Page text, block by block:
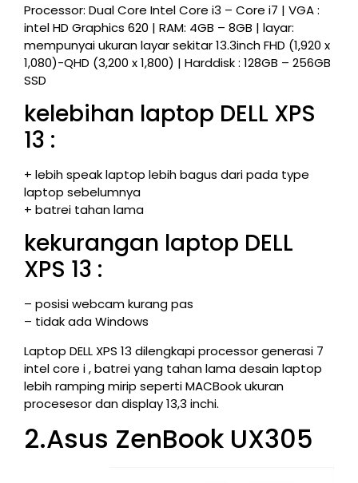
Processor: Dual Core Intel Core i3 – Core i7 | VGA :
intel HD Graphics 620 | RAM: 4GB – 8GB | layar:
mempunyai ukuran layar sekitar 13.3inch FHD (1,920 x
1,080)-QHD (3,200 x 1,800) | Harddisk : 128GB – 256GB
SSD
kelebihan laptop DELL XPS
13 :
+ lebih speak laptop lebih bagus dari pada type
laptop sebelumnya
+ batrei tahan lama
kekurangan laptop DELL
XPS 13 :
– posisi webcam kurang pas
– tidak ada Windows
Laptop DELL XPS 13 dilengkapi processor generasi 7
intel core i , batrei yang tahan lama desain laptop
lebih ramping mirip seperti MACBook ukuran
procesesor dan display 13,3 inchi.
2.Asus ZenBook UX305